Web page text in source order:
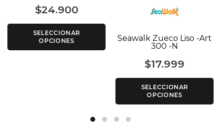
$24.900
SELECCIONAR
OPCIONES
Seawalk Zueco Liso -Art
300 -N
$17.999
SELECCIONAR
OPCIONES